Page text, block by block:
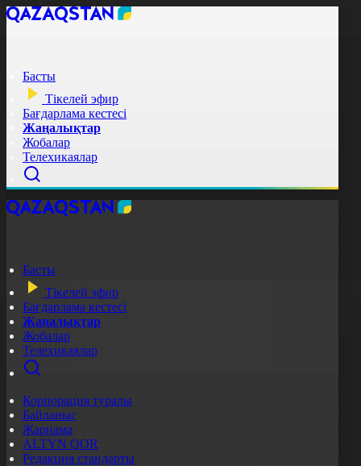
Басты
Тікелей эфир
Бағдарлама кестесі
Жаңалықтар
Жобалар
Телехикаялар
Басты
Тікелей эфир
Бағдарлама кестесі
Жаңалықтар
Жобалар
Телехикаялар
Корпорация туралы
Байланыс
Жарнама
ALTYN QOR
Редакция стандарты